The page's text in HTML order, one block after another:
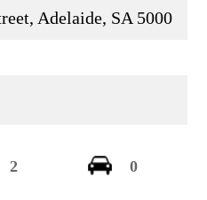
Adelaide, SA 5000
2 0